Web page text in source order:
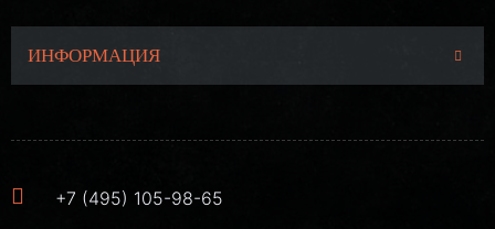
ИНФОРМАЦИЯ
+7 (495) 105-98-65